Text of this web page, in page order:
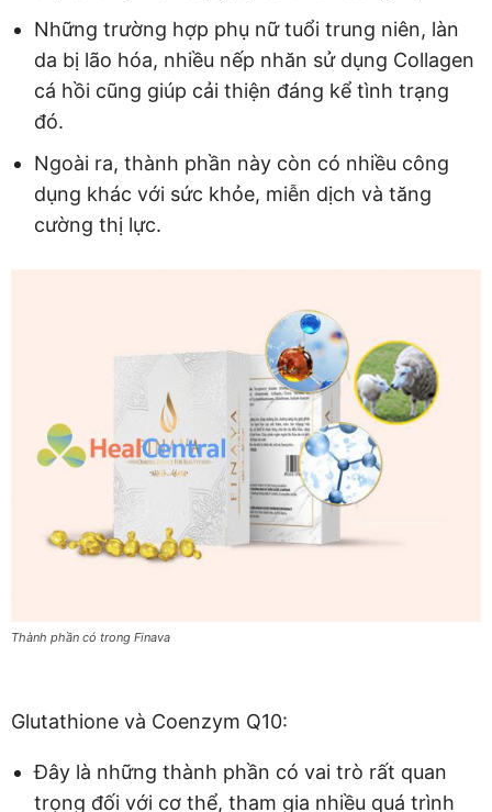
Những trường hợp phụ nữ tuổi trung niên, làn
da bị lão hóa, nhiều nếp nhăn sử dụng Collagen
cá hồi cũng giúp cải thiện đáng kể tình trạng
đó.
Ngoài ra, thành phần này còn có nhiều công
dụng khác với sức khỏe, miễn dịch và tăng
cường thị lực.
Thành phần có trong Finava
Glutathione và Coenzym Q10:
Đây là những thành phần có vai trò rất quan
trọng đối với cơ thể, tham gia nhiều quá trình